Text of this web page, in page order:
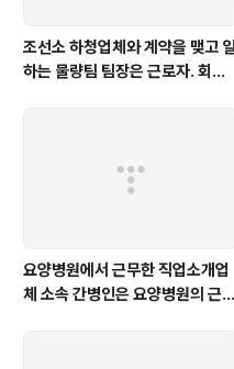
조선소 하청업체와 계약을 맺고 일
하는 물량팀 팀장은 근로자. 회식
요양병원에서 근무한 직업소개업
체 소속 간병인은 요양병원의 근로